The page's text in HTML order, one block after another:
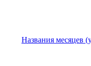
Названия месяцев